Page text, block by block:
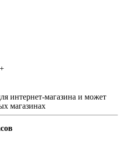
+
интернет-магазина и может
магазинах